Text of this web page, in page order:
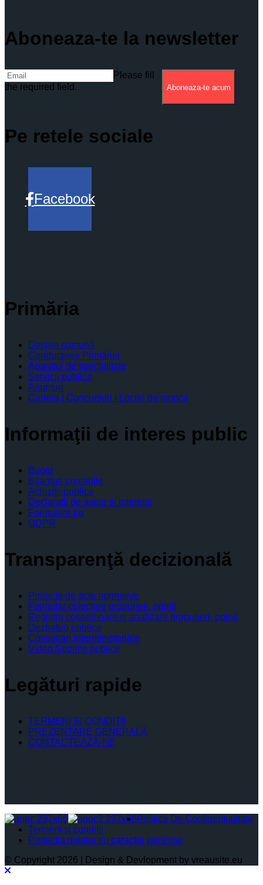
Aboneaza-te la newsletter
Please fill
the required field.
Aboneaza-te acum
Pe retele sociale
Facebook
Primăria
Despre comună
Conducerea Primăriei
Aparatul de specialitate
Servicii publice
Anunturi
Cariera | Concursuri | Locuri de munca
Informaţii de interes public
Buget
Bilanţuri contabile
Achiziţii publice
Declaratii de avere si interese
Formulare tip
GDPR
Transparenţă decizională
Proiecte de acte normative
Formular colectare propuneri, opinii
Registru consemnare si analizare propuneri, opinii
Dezbateri publice
Consultari interministeriale
Video Şedinţe publice
Legături rapide
TERMENI ŞI CONDIŢII
PREZENTARE GENERALĂ
CONTACTEAZĂ-NE
Politica De Confidențialitate
Termeni și condiții
Protectia datelor cu caracter personal
© Copyright 2026 | Design & Devlopment by vreausite.eu